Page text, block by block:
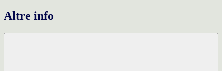
Altre info